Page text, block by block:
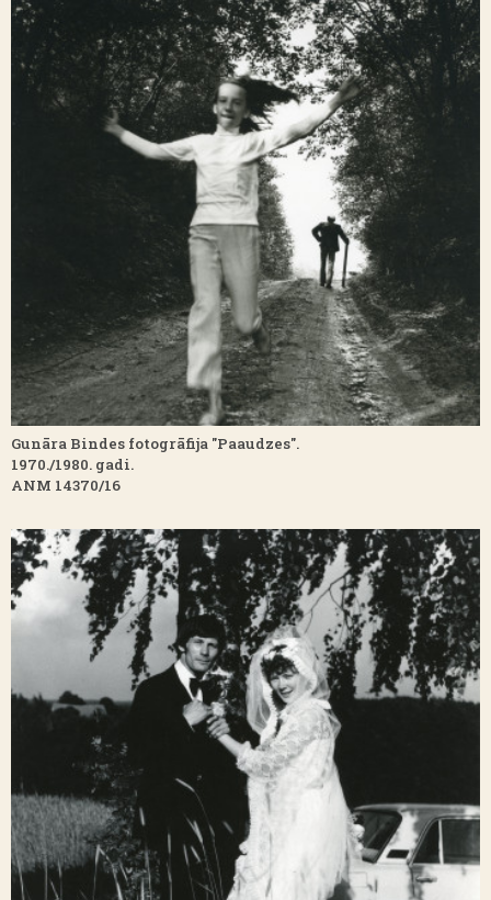
Gunāra Bindes fotogrāfija "Paaudzes".
1970./1980. gadi.
ANM 14370/16